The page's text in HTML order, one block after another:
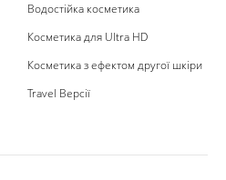
Водостійка косметика
Косметика для Ultra HD
Косметика з ефектом другої шкіри
Travel Версії